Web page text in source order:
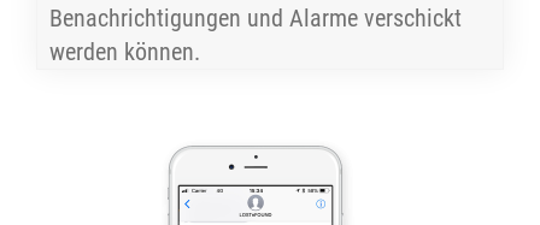
Benachrichtigungen und Alarme verschickt
werden können.